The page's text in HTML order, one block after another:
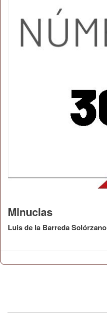
Minucias
Luis de la Barreda Solórzano